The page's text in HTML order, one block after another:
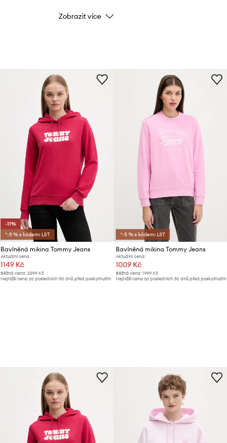
Barva
Výrobce
Zobrazit více
-11%
*-5 % s kódem: LST
Bavlněná mikina Tommy Jeans
Aktuální cena:
1149 Kč
Běžná cena: 2299 Kč
Nejnižší cena za posledních 30 dnů před poskytnutím
*-5 % s kódem: LST
Bavlněná mikina Tommy Jeans
Aktuální cena:
1009 Kč
Běžná cena: 1999 Kč
Nejnižší cena za posledních 30 dnů před poskytnutím